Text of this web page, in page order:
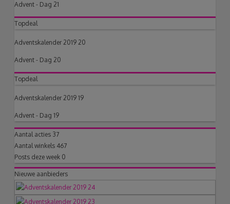
Advent - Dag 21
Topdeal
Adventskalender 2019 20
Advent - Dag 20
Topdeal
Adventskalender 2019 19
Advent - Dag 19
Aantal acties 37
Aantal winkels 467
Posts deze week 0
Nieuwe aanbieders